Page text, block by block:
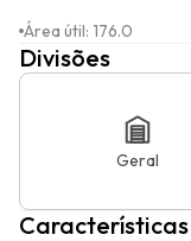
Área útil: 176.0
Divisões
Geral
Características